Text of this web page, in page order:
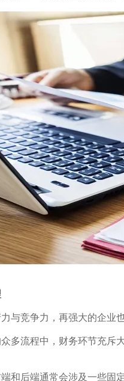
与竞争力，再强大的企业
多流程中，财务环节充斥
和后端通常会涉及一些固